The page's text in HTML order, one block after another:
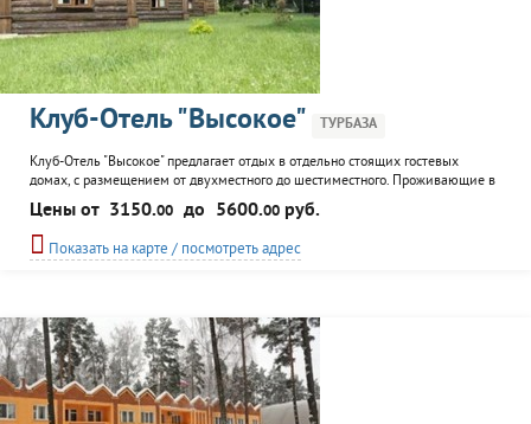
Клуб-Отель "Высокое" ТУРБАЗА
Клуб-Отель "Высокое" предлагает отдых в отдельно стоящих гостевых
домах, с размещением от двухместного до шестиместного. Проживающие в
клубе-отеле могут воспользоваться сауной, баней; посетить ресторан; а
также к их услугам - спортинг, бар, летняя терраса.
Цены от 3150.00 до 5600.00 руб.
Показать на карте / посмотреть адрес